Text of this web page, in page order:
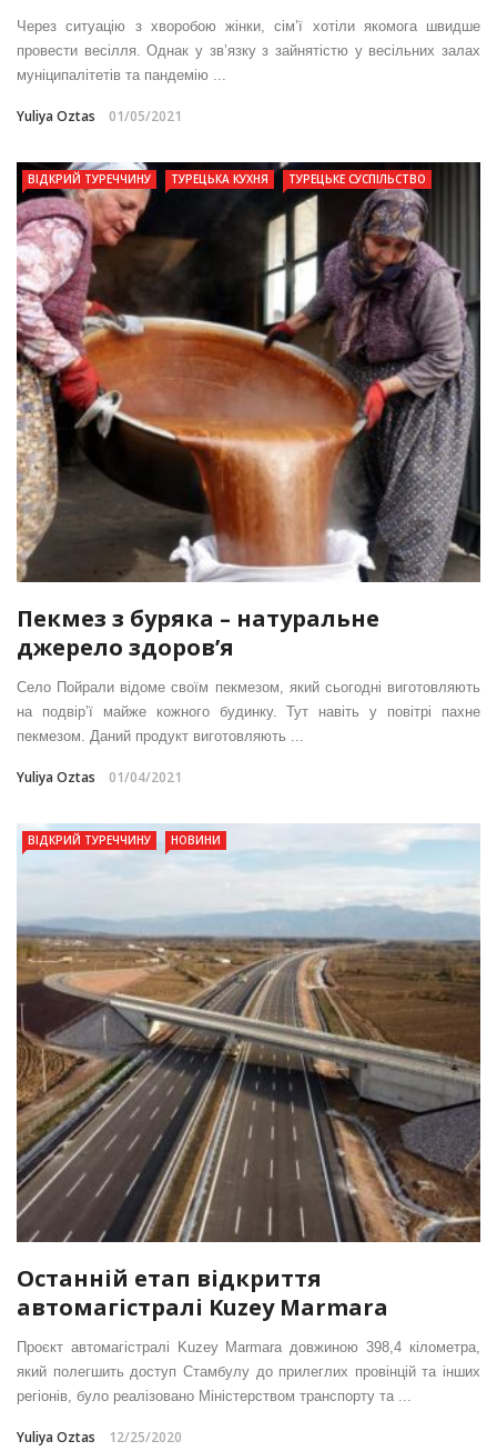
Через ситуацію з хворобою жінки, сім’ї хотіли якомога швидше
провести весілля. Однак у зв’язку з зайнятістю у весільних залах
муніципалітетів та пандемію ...
Yuliya Oztas 01/05/2021
ВІДКРИЙ ТУРЕЧЧИНУ ТУРЕЦЬКА КУХНЯ ТУРЕЦЬКЕ СУСПІЛЬСТВО
Пекмез з буряка – натуральне
джерело здоров’я
Село Пойрали відоме своїм пекмезом, який сьогодні виготовляють
на подвір’ї майже кожного будинку. Тут навіть у повітрі пахне
пекмезом. Даний продукт виготовляють ...
Yuliya Oztas 01/04/2021
ВІДКРИЙ ТУРЕЧЧИНУ НОВИНИ
Останній етап відкриття
автомагістралі Kuzey Marmara
Проєкт автомагістралі Kuzey Marmara довжиною 398,4 кілометра,
який полегшить доступ Стамбулу до прилеглих провінцій та інших
регіонів, було реалізовано Міністерством транспорту та ...
Yuliya Oztas 12/25/2020